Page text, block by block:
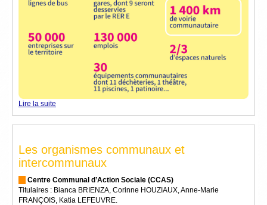
Lire la suite
Les organismes communaux et
intercommunaux
Centre Communal d’Action Sociale (CCAS)
Titulaires : Bianca BRIENZA, Corinne HOUZIAUX, Anne-Marie
FRANÇOIS, Katia LEFEUVRE.